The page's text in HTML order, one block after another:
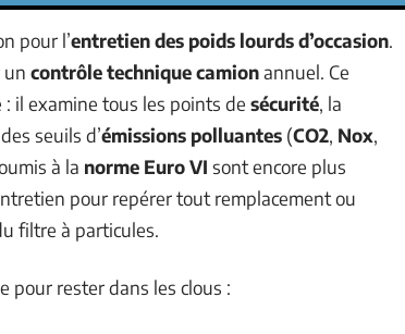
pour l’entretien des poids lourds d’occasion.
un contrôle technique camionannuel. Ce
il examine tous les points de sécurité, la
seuils d’émissions polluantes (CO2, Nox,
à la norme Euro VI sont encore plus
pour repérer tout remplacement ou
filtre à particules.
pour rester dans les clous :